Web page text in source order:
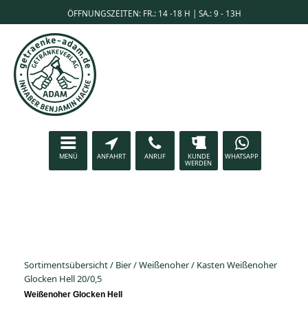
ÖFFNUNGSZEITEN: FR.: 14 -18 H | SA.: 9 - 13H
MENÜ ANFAHRT ANRUF KUNDE
WERDEN
WHATSAPP
Sortimentsübersicht/ Bier/Weißenoher/ Kasten Weißenoher
Glocken Hell 20/0,5
Weißenoher Glocken Hell